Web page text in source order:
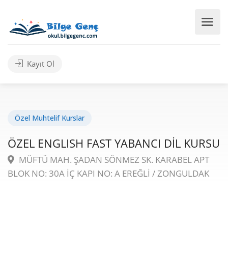
Kayıt Ol
Özel Muhtelif Kurslar
ÖZEL ENGLISH FAST YABANCI DİL KURSU
MÜFTÜ MAH. ŞADAN SÖNMEZ SK. KARABEL APT
BLOK NO: 30A İÇ KAPI NO: A EREĞLİ / ZONGULDAK